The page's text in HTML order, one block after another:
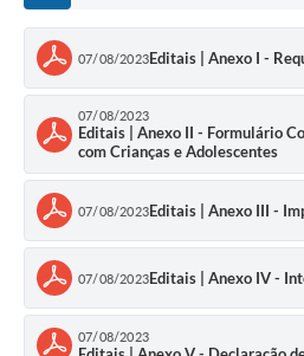
07/08/2023Editais | Anexo I -
07/08/2023
Editais | Anexo II - Formulário
com Crianças e Adolescentes
07/08/2023Editais | Anexo III -
07/08/2023Editais | Anexo IV -
07/08/2023